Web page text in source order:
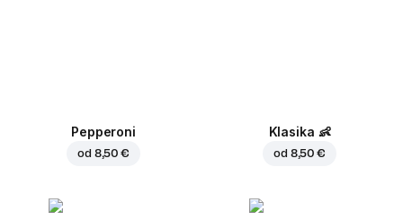
Pepperoni
od 8,50 €
Klasika 👶
od 8,50 €